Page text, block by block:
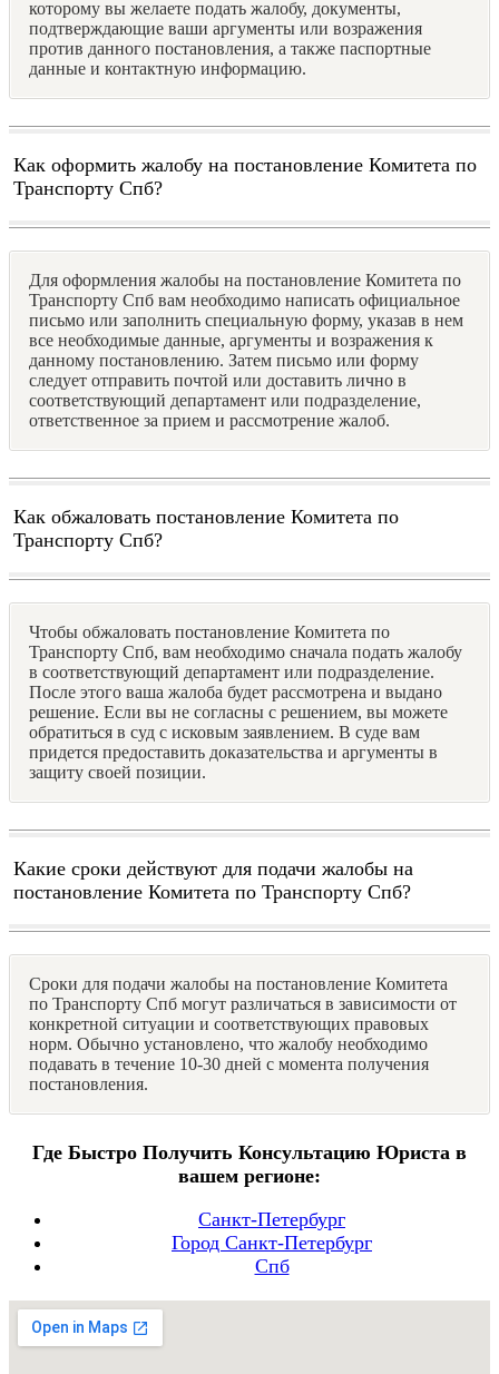
которому вы желаете подать жалобу, документы,
подтверждающие ваши аргументы или возражения
против данного постановления, а также паспортные
данные и контактную информацию.
Как оформить жалобу на постановление Комитета по
Транспорту Спб?
Для оформления жалобы на постановление Комитета по
Транспорту Спб вам необходимо написать официальное
письмо или заполнить специальную форму, указав в нем
все необходимые данные, аргументы и возражения к
данному постановлению. Затем письмо или форму
следует отправить почтой или доставить лично в
соответствующий департамент или подразделение,
ответственное за прием и рассмотрение жалоб.
Как обжаловать постановление Комитета по
Транспорту Спб?
Чтобы обжаловать постановление Комитета по
Транспорту Спб, вам необходимо сначала подать жалобу
в соответствующий департамент или подразделение.
После этого ваша жалоба будет рассмотрена и выдано
решение. Если вы не согласны с решением, вы можете
обратиться в суд с исковым заявлением. В суде вам
придется предоставить доказательства и аргументы в
защиту своей позиции.
Какие сроки действуют для подачи жалобы на
постановление Комитета по Транспорту Спб?
Сроки для подачи жалобы на постановление Комитета
по Транспорту Спб могут различаться в зависимости от
конкретной ситуации и соответствующих правовых
норм. Обычно установлено, что жалобу необходимо
подавать в течение 10-30 дней с момента получения
постановления.
Где Быстро Получить Консультацию Юриста в
вашем регионе:
Санкт-Петербург
Город Санкт-Петербург
Спб